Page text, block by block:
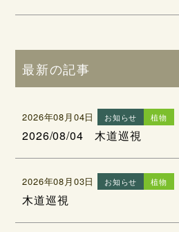
最新の記事
2026年08月04日 お知らせ 植物
2026/08/04 木道巡視
2026年08月03日 お知らせ 植物
木道巡視